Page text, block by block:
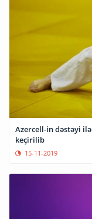
Azercell-in dəstəyi
keçirilib
15-11-2019